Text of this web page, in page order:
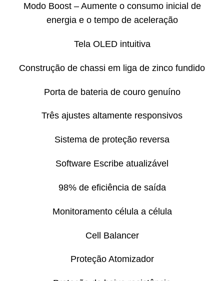
Modo Boost – Aumente o consumo inicial de
energia e o tempo de aceleração
Tela OLED intuitiva
Construção de chassi em liga de zinco fundido
Porta de bateria de couro genuíno
Três ajustes altamente responsivos
Sistema de proteção reversa
Software Escribe atualizável
98% de eficiência de saída
Monitoramento célula a célula
Cell Balancer
Proteção Atomizador